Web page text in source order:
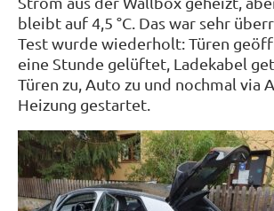
bleibt auf 4,5 °C. Das war sehr
Test wurde wiederholt: Türen
eine Stunde gelüftet, Ladekabel
Türen zu, Auto zu und nochmal via
Heizung gestartet.